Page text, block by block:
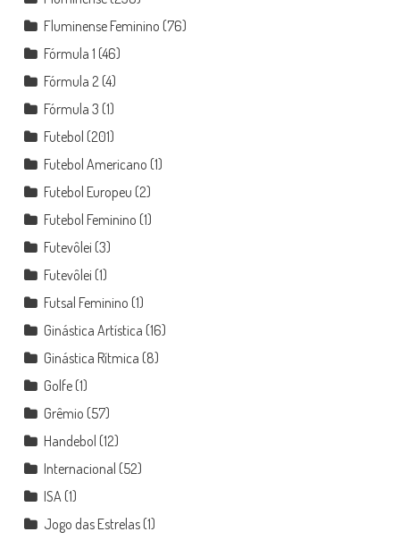
Fluminense Feminino (76)
Fórmula 1 (46)
Fórmula 2 (4)
Fórmula 3 (1)
Futebol (201)
Futebol Americano (1)
Futebol Europeu (2)
Futebol Feminino (1)
Futevôlei (3)
Futevôlei (1)
Futsal Feminino (1)
Ginástica Artística (16)
Ginástica Rítmica (8)
Golfe(1)
Grêmio (57)
Handebol (12)
Internacional (52)
ISA (1)
Jogo das Estrelas(1)